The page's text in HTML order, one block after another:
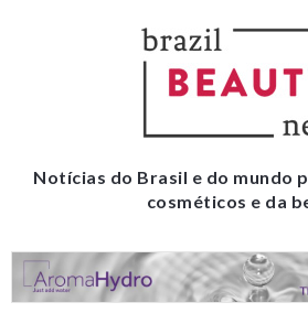
Notícias do Brasil e do mundo
cosméticos e da